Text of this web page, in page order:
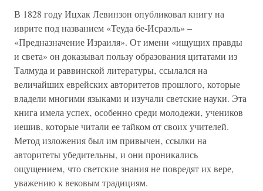
В 1828 году Ицхак Левинзон опубликовал книгу на
иврите под названием «Теуда бе-Исраэль» –
«Предназначение Израиля». От имени «ищущих правды
и света» он доказывал пользу образования цитатами из
Талмуда и раввинской литературы‚ ссылался на
величайших еврейских авторитетов прошлого‚ которые
владели многими языками и изучали светские науки. Эта
книга имела успех‚ особенно среди молодежи‚ учеников
иешив‚ которые читали ее тайком от своих учителей.
Метод изложения был им привычен‚ ссылки на
авторитеты убедительны‚ и они проникались
ощущением‚ что светские знания не повредят их вере,
уважению к вековым традициям.